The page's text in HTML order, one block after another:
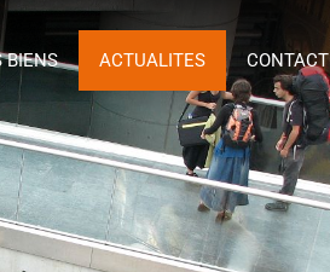
NOS BIENS
BIENS ACTUALITES CONTACT